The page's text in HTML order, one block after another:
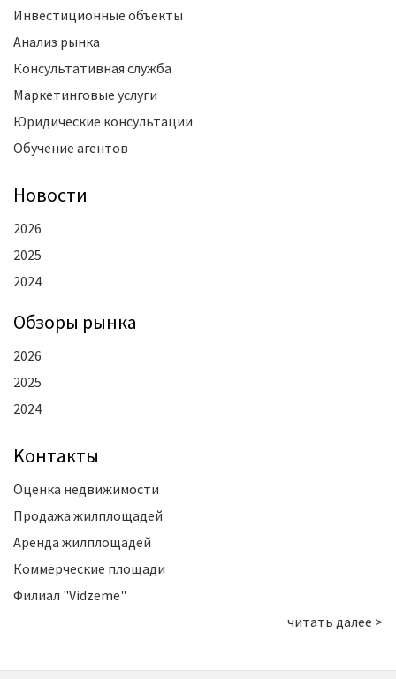
Инвестиционные объекты
Анализ рынка
Консультативная служба
Маркетинговые услуги
Юридические консультации
Обучение агентов
Новости
2026
2025
2024
Oбзоры рынка
2026
2025
2024
Kонтакты
Оценка недвижимости
Продажа жилплощадей
Аренда жилплощадей
Коммерческие площади
Филиал "Vidzeme"
читать далее >